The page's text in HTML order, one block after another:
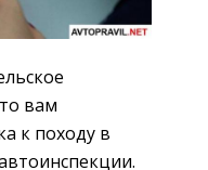
вам
к походу в